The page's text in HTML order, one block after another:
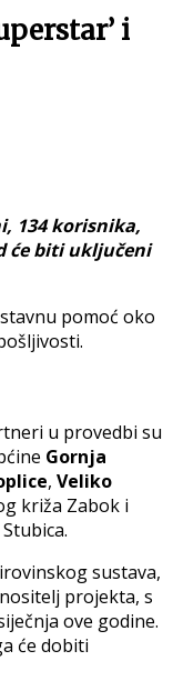
i
134 korisnika,
će biti uključeni
pomoć oko
u provedbi su
Gornja
, Veliko
križa Zabok i
sustava,
projekta, s
ove godine.
će dobiti